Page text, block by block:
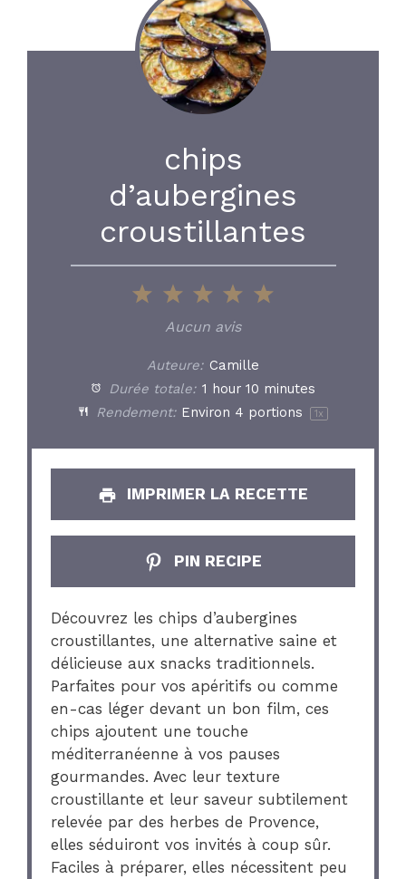
chips
d’aubergines
croustillantes
5
4
3
Stars
2
Stars
1
Star
Aucun avis
Auteure: Camille
Durée totale: 1 hour 10 minutes
Rendement: Environ 4 portions 1x
IMPRIMER LA RECETTE
PIN RECIPE
Découvrez les chips d’aubergines
croustillantes, une alternative saine et
délicieuse aux snacks traditionnels.
Parfaites pour vos apéritifs ou comme
en-cas léger devant un bon film, ces
chips ajoutent une touche
méditerranéenne à vos pauses
gourmandes. Avec leur texture
croustillante et leur saveur subtilement
relevée par des herbes de Provence,
elles séduiront vos invités à coup sûr.
Faciles à préparer, elles nécessitent peu